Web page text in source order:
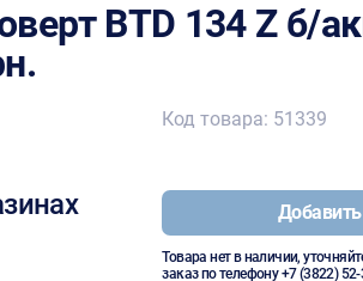
BTD 134 Z б/
Код товара: 51339
Товара нет в наличии,
заказ по телефону+7 (3822)